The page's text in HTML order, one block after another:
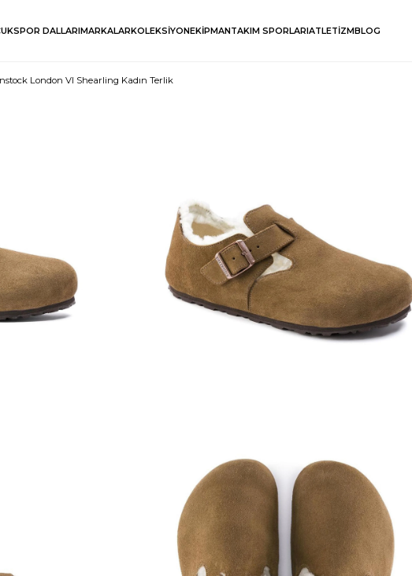
SPOR DALLARIMARKALARKOLEKSİYONEKİPMANTAKIM SPORLARIATLETİZMBLOG
London Vl Shearling Kadın Terlik